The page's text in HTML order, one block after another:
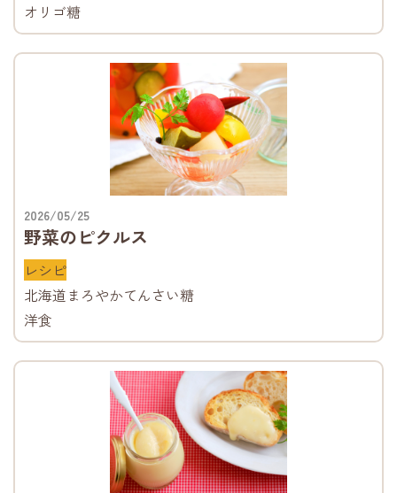
オリゴ糖
2026/05/25
野菜のピクルス
レシピ
北海道まろやかてんさい糖
洋食